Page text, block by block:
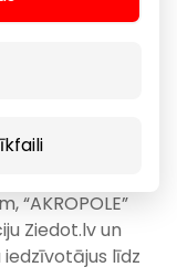
kas ir
bērnus
Ziedot.lv un
līdz